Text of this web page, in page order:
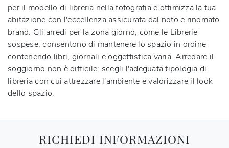
per il modello di libreria nella fotografia e ottimizza la tua
abitazione con l'eccellenza assicurata dal noto e rinomato
brand. Gli arredi per la zona giorno, come le Librerie
sospese, consentono di mantenere lo spazio in ordine
contenendo libri, giornali e oggettistica varia. Arredare il
soggiorno non è difficile: scegli l'adeguata tipologia di
libreria con cui attrezzare l'ambiente e valorizzare il look
dello spazio.
RICHIEDI INFORMAZIONI